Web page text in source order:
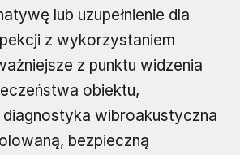
lub uzupełnienie dla
z wykorzystaniem
z punktu widzenia
obiektu,
wibroakustyczna
bezpieczną